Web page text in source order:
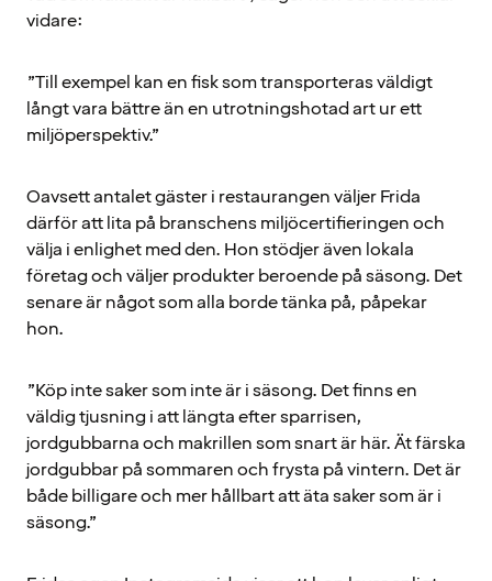
vidare:
”Till exempel kan en fisk som transporteras väldigt
långt vara bättre än en utrotningshotad art ur ett
miljöperspektiv.”
Oavsett antalet gäster i restaurangen väljer Frida
därför att lita på branschens miljöcertifieringen och
välja i enlighet med den. Hon stödjer även lokala
företag och väljer produkter beroende på säsong. Det
senare är något som alla borde tänka på, påpekar
hon.
”Köp inte saker som inte är i säsong. Det finns en
väldig tjusning i att längta efter sparrisen,
jordgubbarna och makrillen som snart är här. Ät färska
jordgubbar på sommaren och frysta på vintern. Det är
både billigare och mer hållbart att äta saker som är i
säsong.”